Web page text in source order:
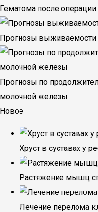
Гематома после
Прогнозы выживаемости
Прогнозы по
молочной железы
Новое
Хруст в суставах у
Растяжение мышц
Лечение перелома